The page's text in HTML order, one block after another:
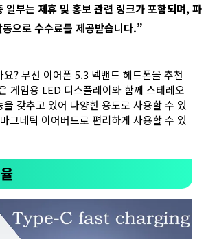
일부는 제휴 및 홍보 관련 링크가 포함되며, 파
으로 수수료를 제공받습니다.”
? 무선 이어폰 5.3 넥밴드 헤드폰을 추천
게임용 LED 디스플레이와 함께 스테레오
갖추고 있어 다양한 용도로 사용할 수 있
그네틱 이어버드로 편리하게 사용할 수 있